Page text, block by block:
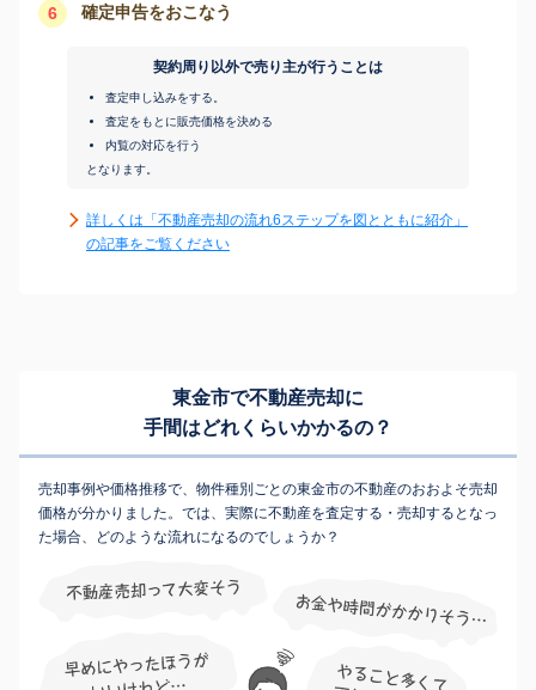
6 確定申告をおこなう
契約周り以外で売り主が行うことは
査定申し込みをする。
査定をもとに販売価格を決める
内覧の対応を行う
となります。
詳しくは「不動産売却の流れ6ステップを図とともに紹介」
の記事をご覧ください
東金市で不動産売却に
手間はどれくらいかかるの？
売却事例や価格推移で、物件種別ごとの東金市の不動産のおおよそ売却
価格が分かりました。では、実際に不動産を査定する・売却するとなっ
た場合、どのような流れになるのでしょうか？